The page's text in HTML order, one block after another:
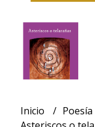
Inicio